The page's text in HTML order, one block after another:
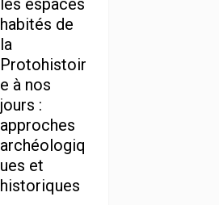
les espaces
habités de
la
Protohistoir
e à nos
jours :
approches
archéologiq
ues et
historiques